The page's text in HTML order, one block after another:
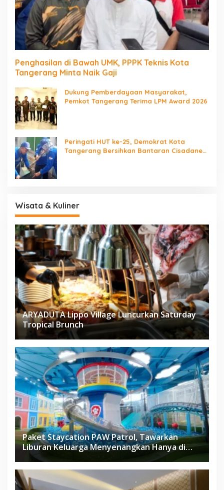
Penghasilan di Bawah UMK, PPPK Teknis Kota
Tangerang Minta Naik Gaji
Dukung Pemberdayaan Masyarakat,
Pemkot Tangerang Terima LPM Award 2026
Peringati HUT ke-25, Demokrat Kota
Tangerang Bersihkan Bantaran Cisadane
Wisata & Kuliner
ARYADUTA Lippo Village Luncurkan Saturday
Tropical Brunch
Paket Staycation PAW Patrol, Tawarkan
Liburan Keluarga Menyenangkan Hanya di
Herloom Hotel BSD